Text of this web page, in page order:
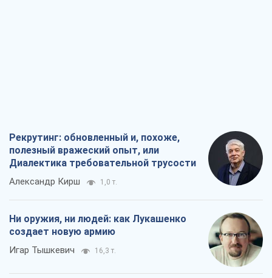
Рекрутинг: обновленный и, похоже,
полезный вражеский опыт, или
Диалектика требовательной трусости
Александр Кирш 1,0 т.
Ни оружия, ни людей: как Лукашенко
создает новую армию
Игар Тышкевич 16,3 т.